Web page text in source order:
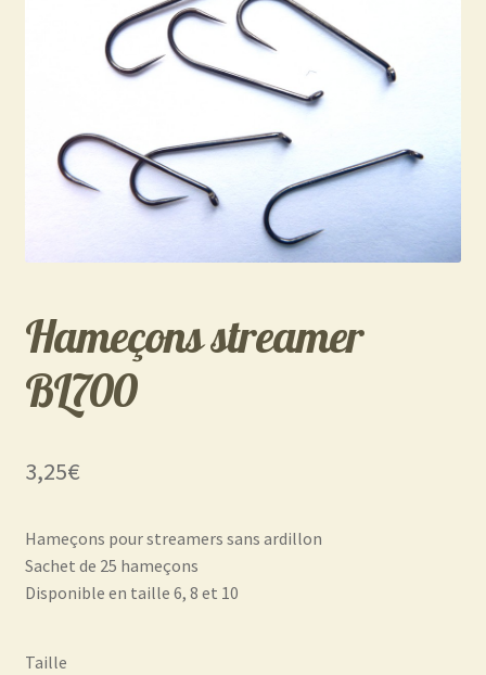
Hameçons streamer
BL700
3,25€
Hameçons pour streamers sans ardillon
Sachet de 25 hameçons
Disponible en taille 6, 8 et 10
Taille